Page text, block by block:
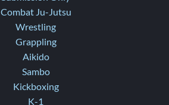
Combat Ju-Jutsu
Wrestling
Grappling
Aikido
Sambo
Kickboxing
K-1